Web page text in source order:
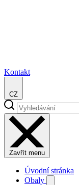
Kontakt
CZ
Zavřít menu
Úvodní stránka
Obaly